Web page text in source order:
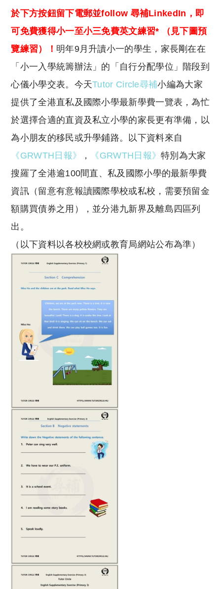
p
y
Li
n
k
at
s
A
p
p
於下方按鈕留下電郵並follow 尋補LinkedIn，即
可免費獲得小一至小三免費英文練習* （見下圖預
覽練習）！ 明年9月升讀小一的學生，家長剛在在
「小一入學統籌辦法」的「自行分配學位」階段到
心儀小學交表。今天Tutor Circle尋補小編為大家
提供了全港直私及國際小學最新學費一覽表，為忙
於選擇合適的直資及私立小學的家長更有準備，以
為小朋友的移民或升學鋪路。以下資料來自
《GRWTH日報》
， 《GRWTH日報》特別為大家
搜羅了全港逾100間直、私及國際小學的最新學費
資訊（留意有意報讀國際學校或私校，需要預留金
額購買債券之用），並分港九新界及離島四區列
出。
（以下資料以各校校網或教育局網站公布為準）